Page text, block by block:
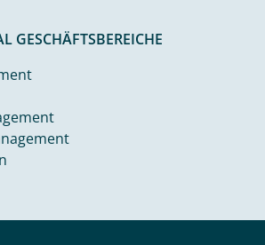
GESCHÄFTSBEREICHE